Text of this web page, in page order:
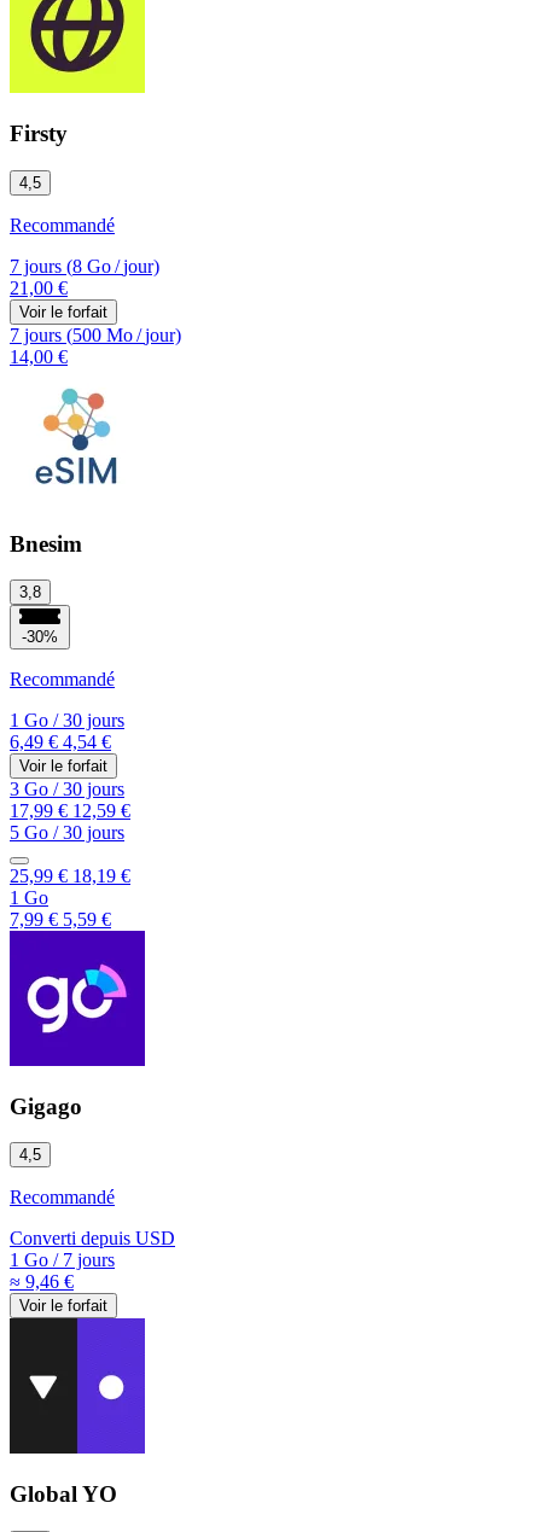
Firsty
4,5
Recommandé
7 jours (8 Go/jour)
21,00 €
Voir le forfait
7 jours (500 Mo/jour)
14,00 €
Bnesim
3,8
-30%
Recommandé
1 Go /30 jours
6,49 € 4,54 €
Voir le forfait
3 Go /30 jours
17,99 € 12,59 €
5 Go /30 jours
25,99 € 18,19 €
1 Go
7,99 € 5,59 €
Gigago
4,5
Recommandé
Converti depuis USD
1 Go /7 jours
≈ 9,46 €
Voir le forfait
Global YO